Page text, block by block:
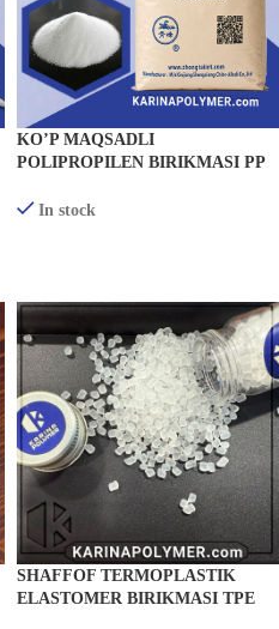
KO’P MAQSADLI
POLIPROPILEN BIRIKMASI PP
In stock
SHAFFOF TERMOPLASTIK
ELASTOMER BIRIKMASI TPE